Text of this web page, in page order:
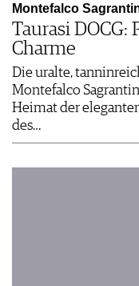
Montefalco
Taurasi
Charme
Die uralte,
Montefalco
Heimat der
des…